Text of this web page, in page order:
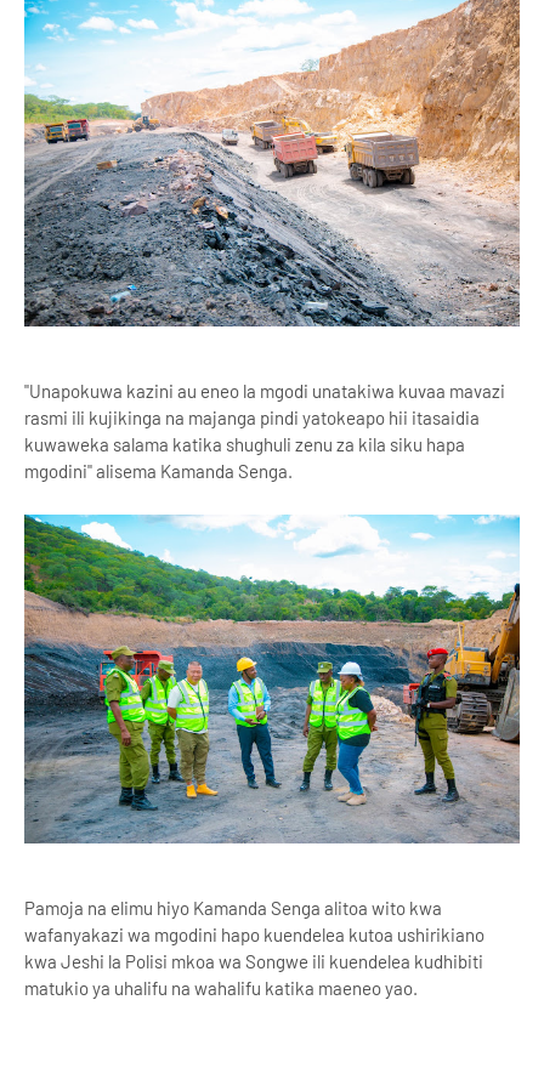
"Unapokuwa kazini au eneo la mgodi unatakiwa kuvaa mavazi
rasmi ili kujikinga na majanga pindi yatokeapo hii itasaidia
kuwaweka salama katika shughuli zenu za kila siku hapa
mgodini" alisema Kamanda Senga.
Pamoja na elimu hiyo Kamanda Senga alitoa wito kwa
wafanyakazi wa mgodini hapo kuendelea kutoa ushirikiano
kwa Jeshi la Polisi mkoa wa Songwe ili kuendelea kudhibiti
matukio ya uhalifu na wahalifu katika maeneo yao.